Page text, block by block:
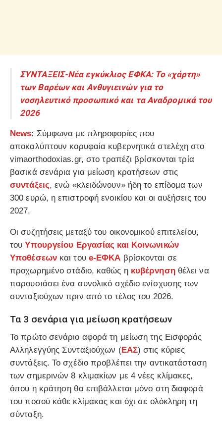
ΣΥΝΤΑΞΕΙΣ-Νέα εγκύκλιος ΕΦΚΑ: Το «χάρτη»
των Βαρέων και Ανθυγιεινών για το
νοσηλευτικό προσωπικό και τα Αναδρομικά του
2026
News: Σύμφωνα με πληροφορίες που
αποκαλύπτουν κορυφαία κυβερνητικά στελέχη στο
vimaorthodoxias.gr, στο τραπέζι βρίσκονται τρία
βασικά σενάρια για μείωση κρατήσεων στις
συντάξεις, ενώ «κλειδώνουν» ήδη το επίδομα των
300 ευρώ, η επιστροφή ενοικίου και οι αυξήσεις του
2027.
Οι συζητήσεις μεταξύ του οικονομικού επιτελείου,
τουΥπουργείου Εργασίας και Κοινωνικών
Υποθέσεωνκαι του e-ΕΦΚΑ βρίσκονται σε
προχωρημένο στάδιο, καθώς η κυβέρνησηθέλει να
παρουσιάσει ένα συνολικό σχέδιο ενίσχυσης των
συνταξιούχων πριν από το τέλος του 2026.
Τα 3 σενάρια για μείωση κρατήσεων
Το πρώτο σενάριο αφορά τη μείωση της Εισφοράς
Αλληλεγγύης Συνταξιούχων (ΕΑΣ) στις κύριες
συντάξεις. Το σχέδιο προβλέπει την αντικατάσταση
των σημερινών 8 κλιμακίων με 4 νέες κλίμακες,
όπου η κράτηση θα επιβάλλεται μόνο στη διαφορά
του ποσού κάθε κλίμακας και όχι σε ολόκληρη τη
σύνταξη.